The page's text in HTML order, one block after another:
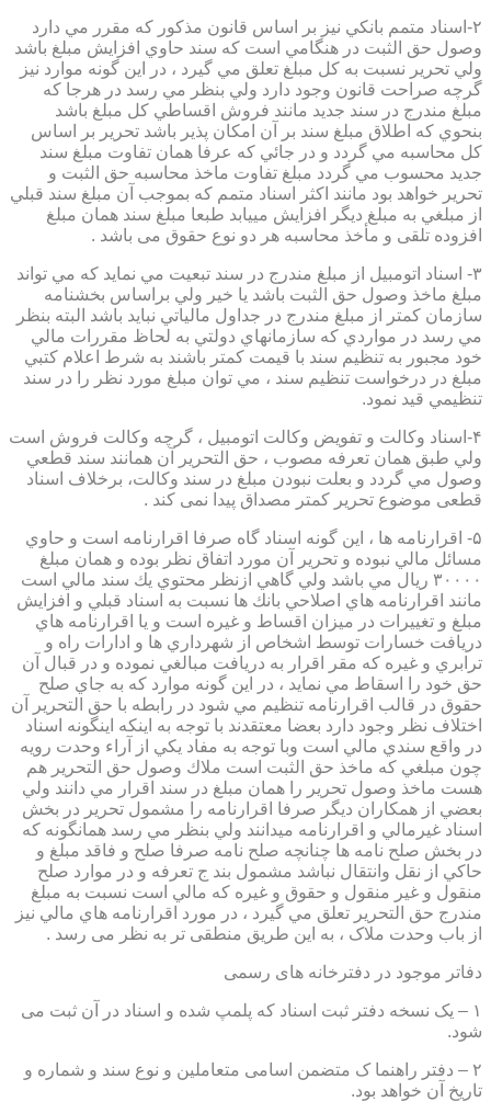
۲-اسناد متمم بانكي نيز بر اساس قانون مذكور كه مقرر مي دارد
وصول حق الثبت در هنگامي است كه سند حاوي افزايش مبلغ باشد
ولي تحرير نسبت به كل مبلغ تعلق مي گيرد ، در اين گونه موارد نيز
گرچه صراحت قانون وجود دارد ولي بنظر مي رسد در هرجا كه
مبلغ مندرج در سند جديد مانند فروش اقساطي كل مبلغ باشد
بنحوي كه اطلاق مبلغ سند بر آن امكان پذير باشد تحرير بر اساس
كل محاسبه مي گردد و در جائي كه عرفا همان تفاوت مبلغ سند
جديد محسوب مي گردد مبلغ تفاوت ماخذ محاسبه حق الثبت و
تحرير خواهد بود مانند اكثر اسناد متمم كه بموجب آن مبلغ سند قبلي
از مبلغي به مبلغ ديگر افزايش مييابد طبعا مبلغ سند همان مبلغ
افزوده تلقی و مأخذ محاسبه هر دو نوع حقوق می باشد .
۳- اسناد اتومبيل از مبلغ مندرج در سند تبعيت مي نمايد كه مي تواند
مبلغ ماخذ وصول حق الثبت باشد يا خير ولي براساس بخشنامه
سازمان كمتر از مبلغ مندرج در جداول مالياتي نبايد باشد البته بنظر
مي رسد در مواردي كه سازمانهاي دولتي به لحاظ مقررات مالي
خود مجبور به تنظيم سند با قيمت كمتر باشند به شرط اعلام كتبي
مبلغ در درخواست تنظيم سند ، مي توان مبلغ مورد نظر را در سند
تنظيمي قيد نمود.
۴-اسناد وكالت و تفويض وكالت اتومبيل ، گرچه وكالت فروش است
ولي طبق همان تعرفه مصوب ، حق التحرير آن همانند سند قطعي
وصول مي گردد و بعلت نبودن مبلغ در سند وكالت، برخلاف اسناد
قطعی موضوع تحریر کمتر مصداق پیدا نمی کند .
۵- اقرارنامه ها ، اين گونه اسناد گاه صرفا اقرارنامه است و حاوي
مسائل مالي نبوده و تحرير آن مورد اتفاق نظر بوده و همان مبلغ
۳۰۰۰۰ ريال مي باشد ولي گاهي ازنظر محتوي يك سند مالي است
مانند اقرارنامه هاي اصلاحي بانك ها نسبت به اسناد قبلي و افزايش
مبلغ و تغييرات در ميزان اقساط و غيره است و يا اقرارنامه هاي
دريافت خسارات توسط اشخاص از شهرداري ها و ادارات راه و
ترابري و غيره كه مقر اقرار به دريافت مبالغي نموده و در قبال آن
حق خود را اسقاط مي نمايد ، در اين گونه موارد كه به جاي صلح
حقوق در قالب اقرارنامه تنظيم مي شود در رابطه با حق التحرير آن
اختلاف نظر وجود دارد بعضا معتقدند با توجه به اينكه اينگونه اسناد
در واقع سندي مالي است وبا توجه به مفاد يكي از آراء وحدت رويه
چون مبلغي كه ماخذ حق الثبت است ملاك وصول حق التحرير هم
هست ماخذ وصول تحرير را همان مبلغ در سند اقرار مي دانند ولي
بعضي از همكاران ديگر صرفا اقرارنامه را مشمول تحرير در بخش
اسناد غيرمالي و اقرارنامه ميدانند ولي بنظر مي رسد همانگونه كه
در بخش صلح نامه ها چنانچه صلح نامه صرفا صلح و فاقد مبلغ و
حاكي از نقل وانتقال نباشد مشمول بند ج تعرفه و در موارد صلح
منقول و غير منقول و حقوق و غيره كه مالي است نسبت به مبلغ
مندرج حق التحرير تعلق مي گيرد ، در مورد اقرارنامه هاي مالي نيز
از باب وحدت ملاک ، به این طریق منطقی تر به نظر می رسد .
دفاتر موجود در دفترخانه های رسمی
۱ – یک نسخه دفتر ثبت اسناد که پلمپ شده و اسناد در آن ثبت می
شود.
۲ – دفتر راهنما ک متضمن اسامی متعاملین و نوع سند و شماره و
تاریخ آن خواهد بود.